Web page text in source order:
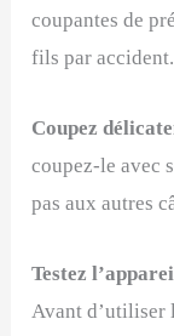
coupantes de
fils par accident.
Coupez
coupez-le avec
pas aux autres
Testez
Avant d’utiliser